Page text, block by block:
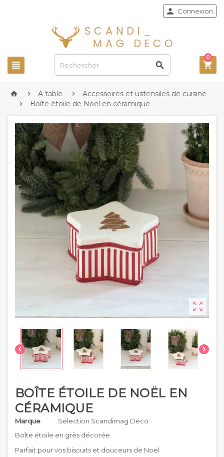
 
 Connexion

0
  A table  Accessoires et ustensiles de cuisine
 Boîte étoile de Noël en céramique

 
BOÎTE ÉTOILE DE NOËL EN
CÉRAMIQUE
Marque
Sélection Scandimag Déco
Boîte étoile en grès décorée
Parfait pour vos biscuits et douceurs de Noël